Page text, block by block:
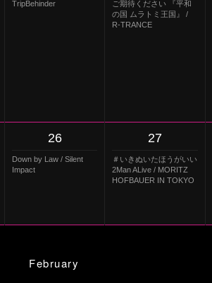
TripBehinder
ご期待ください 『平和
の国 ムラトミ王国』 /
R-TRANCE
26
Down by Law / Silent
Impact
27
＃いきぬいたほうがいい
2Man ALive / MORITZ
HOFBAUER IN TOKYO
February